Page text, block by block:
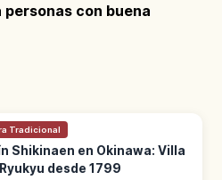
con buena
Tradicional
Shikinaen en Okinawa: Villa
desde 1799